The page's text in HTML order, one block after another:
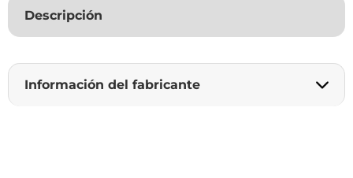
Descripción
Información del fabricante